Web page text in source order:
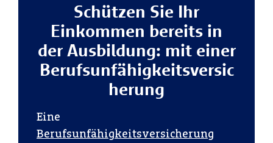
Schützen Sie Ihr
Einkommen bereits in
der Ausbildung: mit einer
Berufsunfähigkeitsversic
herung
Eine
Berufsunfähigkeitsversicherung